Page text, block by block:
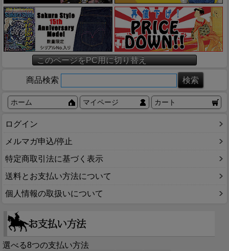
このページをPC用に切り替え
商品検索
ホーム マイページ カート
ログイン
メルマガ申込/停止
特定商取引法に基づく表示
送料とお支払い方法について
個人情報の取扱いについて
選べる8つの支払い方法